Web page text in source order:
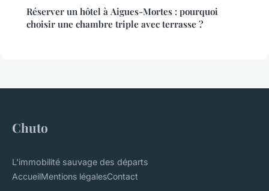
Réserver un hôtel à Aigues-Mortes : pourquoi
choisir une chambre triple avec terrasse ?
Chuto
L'immobilité sauvage des départs
AccueilMentions légalesContact